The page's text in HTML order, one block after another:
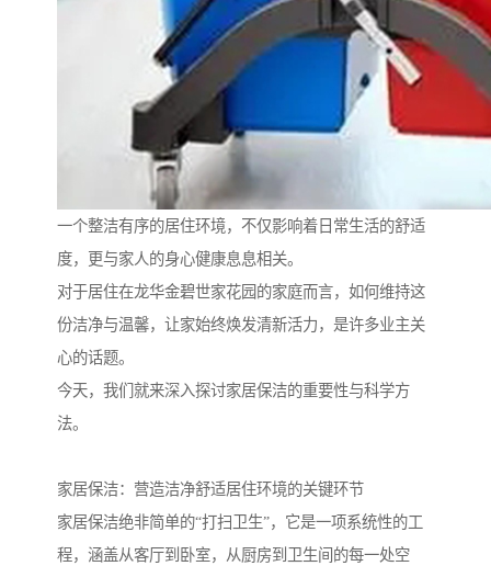
一个整洁有序的居住环境，不仅影响着日常生活的舒适
度，更与家人的身心健康息息相关。
对于居住在龙华金碧世家花园的家庭而言，如何维持这
份洁净与温馨，让家始终焕发清新活力，是许多业主关
心的话题。
今天，我们就来深入探讨家居保洁的重要性与科学方
法。
家居保洁：营造洁净舒适居住环境的关键环节
家居保洁绝非简单的“打扫卫生”，它是一项系统性的工
程，涵盖从客厅到卧室，从厨房到卫生间的每一处空